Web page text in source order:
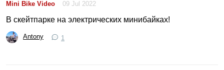
Mini Bike Video 09 Jul 2022
В скейтпарке на электрических минибайках!
Antony 1